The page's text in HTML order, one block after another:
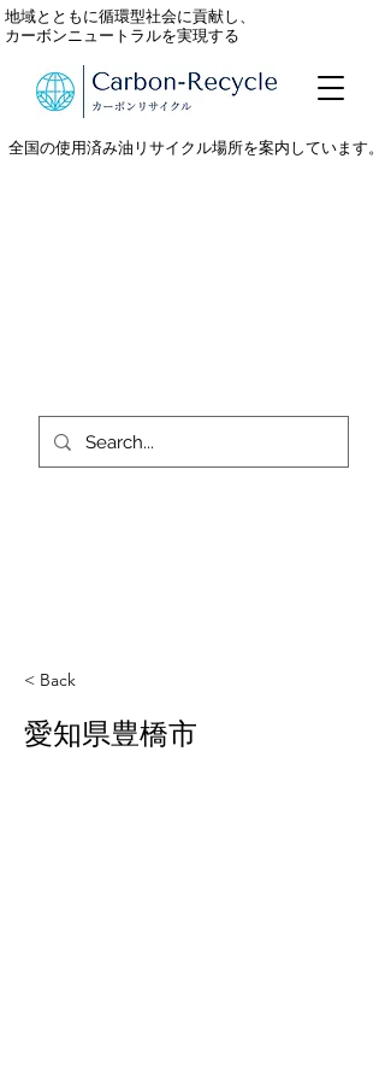
全国の使用済み油リサイクル場所を案内しています。
地域とともに循環型社会に貢献し、
カーボンニュートラルを実現する
< Back
愛知県豊橋市